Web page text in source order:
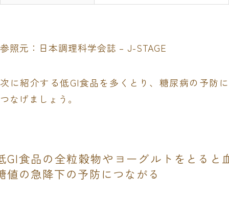
参照元： 日本調理科学会誌 – J-STAGE
次に紹介する低GI食品を多くとり、糖尿病の予防に
つなげましょう。
GI食品の全粒穀物やヨーグルトをとると
値の急降下の予防につながる